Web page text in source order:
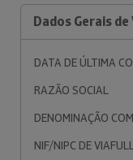
Dados Gerais de
DATA DE ÚLTIMA
RAZÃO SOCIAL
DENOMINAÇÃO
NIF/NIPC DE